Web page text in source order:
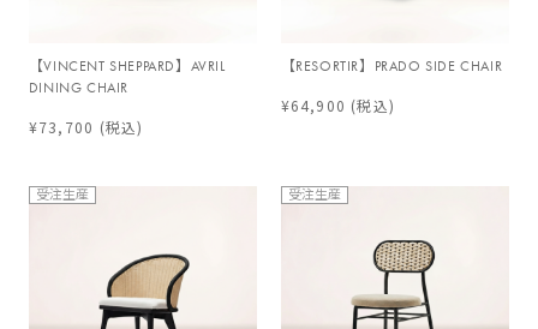
【VINCENT SHEPPARD】AVRIL
DINING CHAIR
¥73,700 (税込)
【RESORTIR】PRADO SIDE CHAIR
¥64,900 (税込)
受注生産 受注生産